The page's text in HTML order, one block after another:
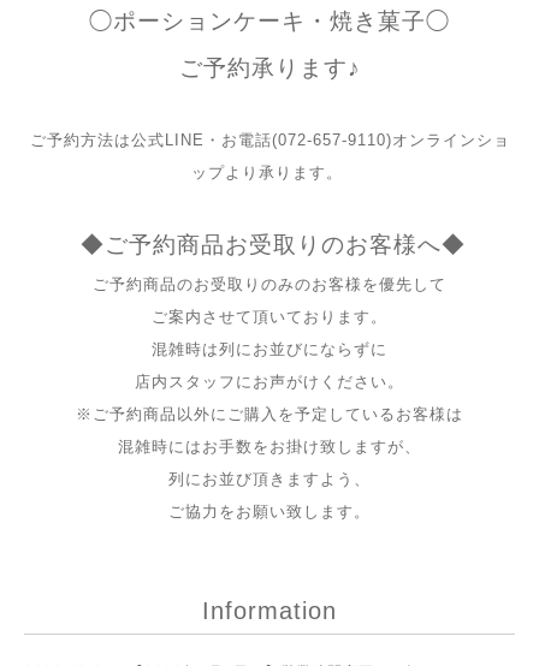
◯ポーションケーキ・焼き菓子◯
ご予約承ります♪
ご予約方法は公式LINE・お電話(072-657-9110)オンラインショ
ップより承ります。
◆ご予約商品お受取りのお客様へ◆
ご予約商品のお受取りのみのお客様を優先して
ご案内させて頂いております。
混雑時は列にお並びにならずに
店内スタッフにお声がけください。
※ご予約商品以外にご購入を予定しているお客様は
混雑時にはお手数をお掛け致しますが、
列にお並び頂きますよう、
ご協力をお願い致します。
Information